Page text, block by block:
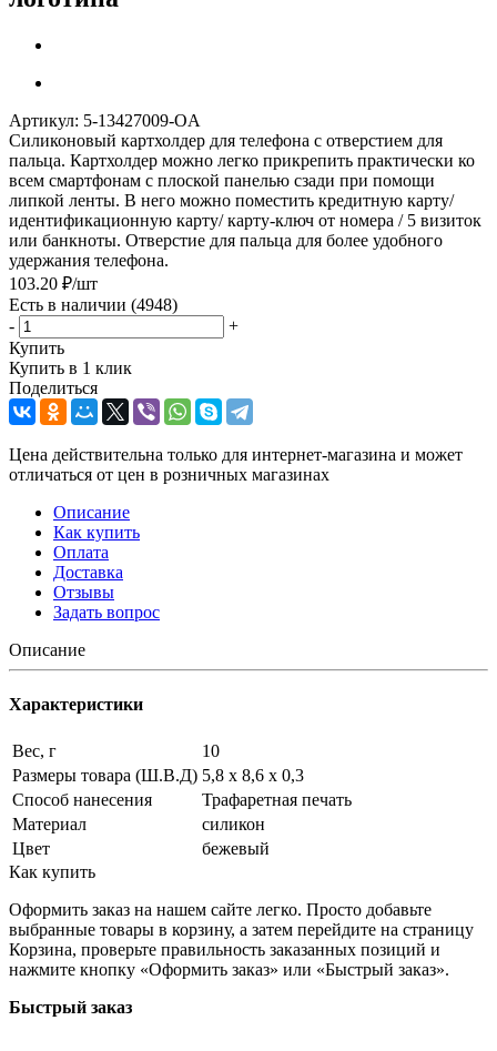
Артикул: 5-13427009-OA
Силиконовый картхолдер для телефона с отверстием для
пальца. Картхолдер можно легко прикрепить практически ко
всем смартфонам с плоской панелью сзади при помощи
липкой ленты. В него можно поместить кредитную карту/
идентификационную карту/ карту-ключ от номера / 5 визиток
или банкноты. Отверстие для пальца для более удобного
удержания телефона.
103.20 ₽/шт
Есть в наличии (4948)
-
+
Купить
Купить в 1 клик
Поделиться
Цена действительна только для интернет-магазина и может
отличаться от цен в розничных магазинах
Описание
Как купить
Оплата
Доставка
Отзывы
Задать вопрос
Описание
Характеристики
Вес, г
10
Размеры товара (Ш.В.Д) 5,8 x 8,6 x 0,3
Способ нанесения
Трафаретная печать
Материал
силикон
Цвет
бежевый
Как купить
Оформить заказ на нашем сайте легко. Просто добавьте
выбранные товары в корзину, а затем перейдите на страницу
Корзина, проверьте правильность заказанных позиций и
нажмите кнопку «Оформить заказ» или «Быстрый заказ».
Быстрый заказ